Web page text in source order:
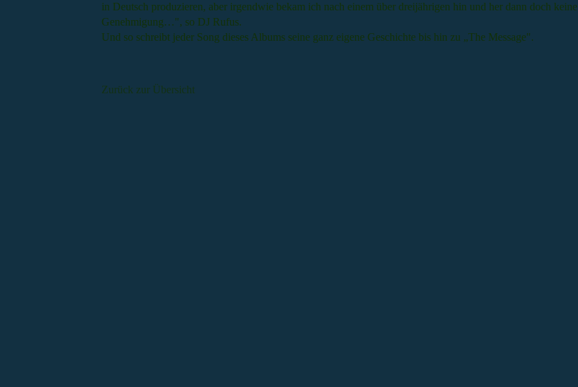
in Deutsch produzieren, aber irgendwie bekam ich nach einem über dreijährigen hin und her dann doch keine
Genehmigung…", so DJ Rufus.
Und so schreibt jeder Song dieses Albums seine ganz eigene Geschichte bis hin zu „The Message".
Zurück zur Übersicht